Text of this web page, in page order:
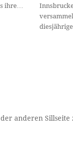
ihre…
anderen